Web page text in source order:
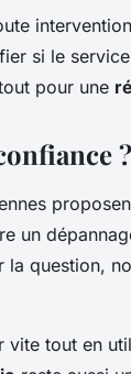
si le
pour une
?
un
la question,
vite tout en